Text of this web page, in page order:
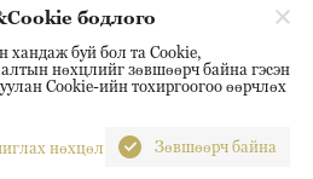
号
85061466
бодлого
хандаж буй бол та Cookie,
нөхцлийг зөвшөөрч байна гэсэн
Cookie-ийн тохиргоогоо өөрчлөх
нөхцөл Зөвшөөрч байна